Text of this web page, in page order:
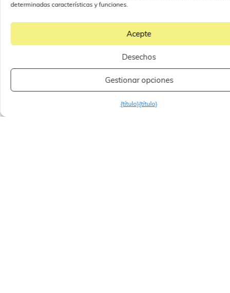
determinadas características y funciones.
Acepte
Desechos
Gestionar opciones
{título}{título}